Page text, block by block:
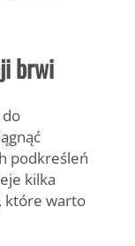
brwi
podkreśleń
kilka
które warto